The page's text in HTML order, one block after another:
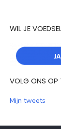
WIL JE
VOLG ONS OP
Mijn tweets